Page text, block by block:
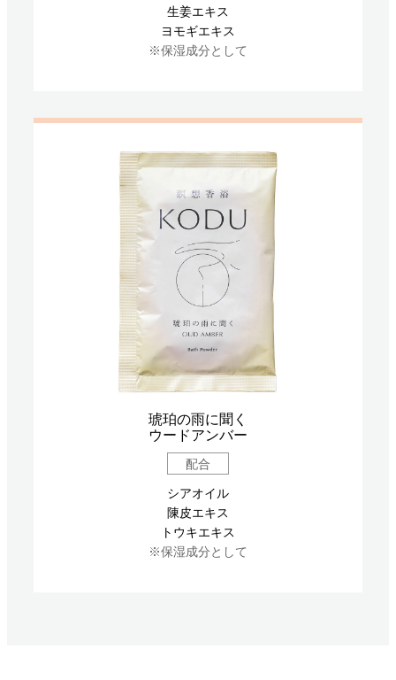
生姜エキス
ヨモギエキス
※保湿成分として
琥珀の雨に聞く
ウードアンバー
配合
シアオイル
陳皮エキス
トウキエキス
※保湿成分として